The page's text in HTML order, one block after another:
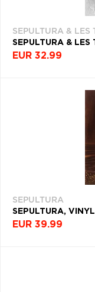
SEPULTURA & LES
EUR 32.99
SEPULTURA
SEPULTURA,
EUR 39.99